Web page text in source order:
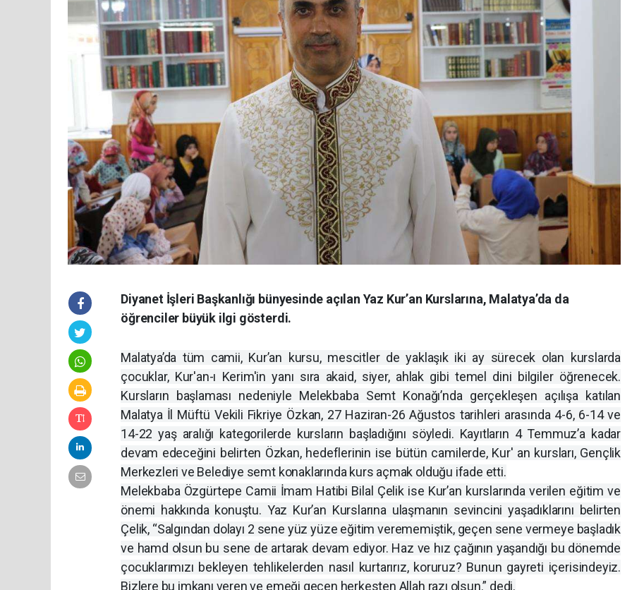
Diyanet İşleri Başkanlığı bünyesinde açılan Yaz Kur’an Kurslarına, Malatya’da da
öğrenciler büyük ilgi gösterdi.
Malatya’da tüm camii, Kur’an kursu, mescitler de yaklaşık iki ay sürecek olan kurslarda
çocuklar, Kur'an-ı Kerim'in yanı sıra akaid, siyer, ahlak gibi temel dini bilgiler öğrenecek.
Kursların başlaması nedeniyle Melekbaba Semt Konağı’nda gerçekleşen açılışa katılan
Malatya İl Müftü Vekili Fikriye Özkan, 27 Haziran-26 Ağustos tarihleri arasında 4-6, 6-14 ve
14-22 yaş aralığı kategorilerde kursların başladığını söyledi. Kayıtların 4 Temmuz’a kadar
devam edeceğini belirten Özkan, hedeflerinin ise bütün camilerde, Kur' an kursları, Gençlik
Merkezleri ve Belediye semt konaklarında kurs açmak olduğu ifade etti.
Melekbaba Özgürtepe Camii İmam Hatibi Bilal Çelik ise Kur’an kurslarında verilen eğitim ve
önemi hakkında konuştu. Yaz Kur’an Kurslarına ulaşmanın sevincini yaşadıklarını belirten
Çelik, “Salgından dolayı 2 sene yüz yüze eğitim verememiştik, geçen sene vermeye başladık
ve hamd olsun bu sene de artarak devam ediyor. Haz ve hız çağının yaşandığı bu dönemde
çocuklarımızı bekleyen tehlikelerden nasıl kurtarırız, koruruz? Bunun gayreti içerisindeyiz.
Bizlere bu imkanı veren ve emeği geçen herkesten Allah razı olsun.” dedi.